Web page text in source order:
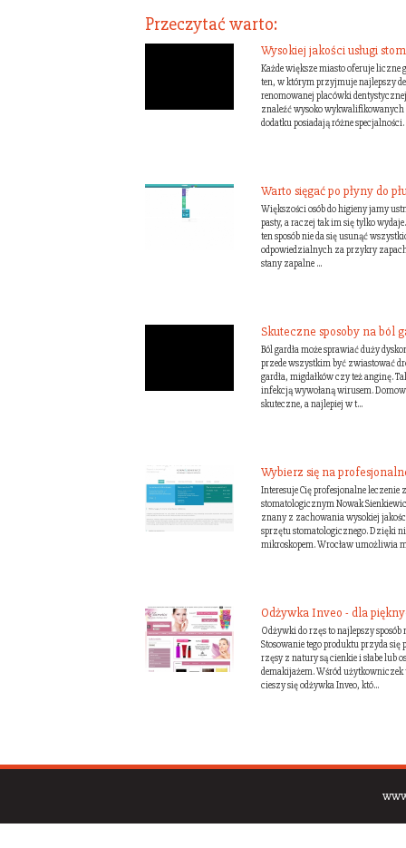
Przeczytać warto:
Wysokiej jakości usługi
Każde większe miasto oferuje liczne
ten, w którym przyjmuje najlepszy
renomowanej placówki
znaleźć wysoko
dodatku posiadają różne specjalności.
Warto sięgać po płyny do
Większości osób do higieny jamy
pasty, a raczej tak im się tylko
ten sposób nie da się usunąć
odpowiedzialnych za przykry
stany zapalne ...
Skuteczne sposoby na ból
Ból gardła może sprawiać duży
przede wszystkim być zwiastować
gardła, migdałków czy też anginę.
infekcją wywołaną wirusem.
skuteczne, a najlepiej w t...
Wybierz się na
Interesuje Cię profesjonalne leczenie
stomatologicznym Nowak
znany z zachowania wysokiej
sprzętu stomatologicznego. Dzięki
mikroskopem. Wrocław umożliwia
Odżywka Inveo - dla
Odżywki do rzęs to najlepszy sposób
Stosowanie tego produktu przyda
rzęsy z natury są cienkie i słabe lub
demakijażem. Wśród
cieszy się odżywka Inveo, któ...